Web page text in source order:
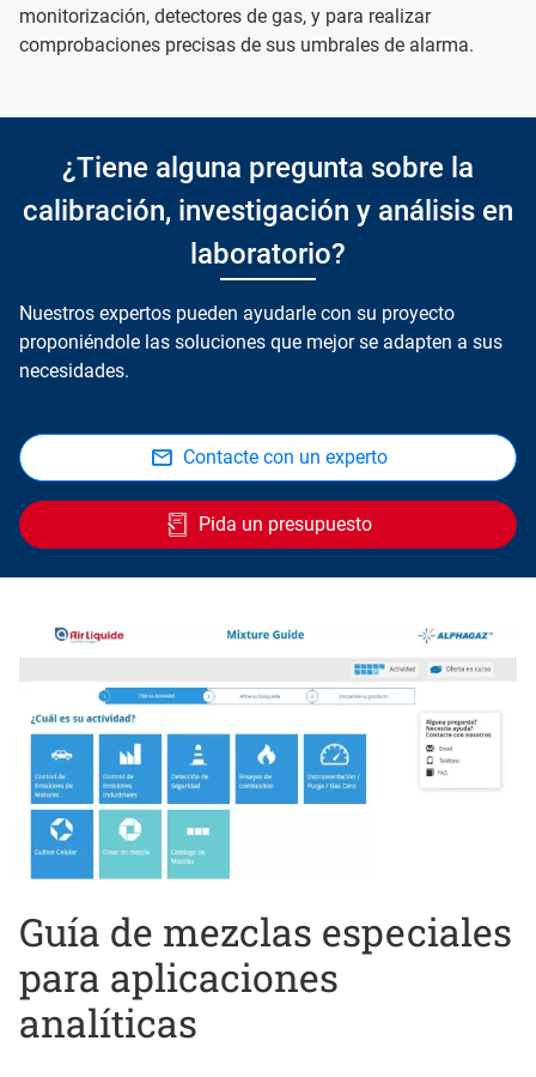
monitorización, detectores de gas, y para realizar
comprobaciones precisas de sus umbrales de alarma.
¿Tiene alguna pregunta sobre la
calibración, investigación y análisis en
laboratorio?
Nuestros expertos pueden ayudarle con su proyecto
proponiéndole las soluciones que mejor se adapten a sus
necesidades.
Contacte con un experto
Pida un presupuesto
Guía de mezclas especiales
para aplicaciones
analíticas